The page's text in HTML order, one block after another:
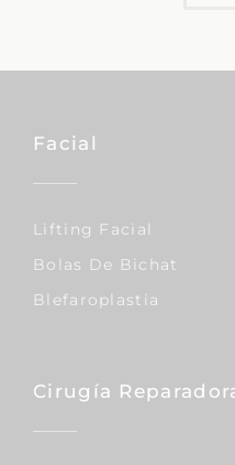
Facial
Lifting Facial
Bolas De Bichat
Blefaroplastia
Cirugía